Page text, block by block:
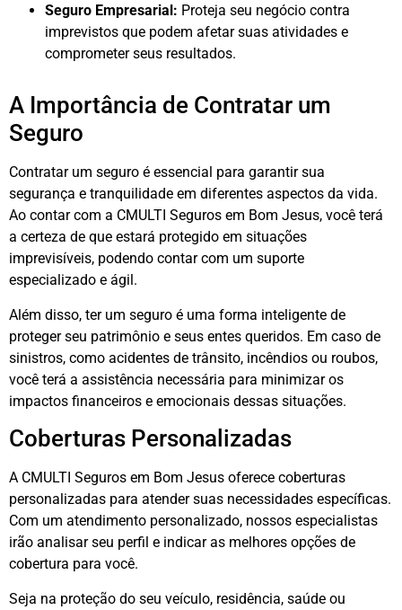
Seguro Empresarial: Proteja seu negócio contra
imprevistos que podem afetar suas atividades e
comprometer seus resultados.
A Importância de Contratar um
Seguro
Contratar um seguro é essencial para garantir sua
segurança e tranquilidade em diferentes aspectos da vida.
Ao contar com a CMULTI Seguros em Bom Jesus, você terá
a certeza de que estará protegido em situações
imprevisíveis, podendo contar com um suporte
especializado e ágil.
Além disso, ter um seguro é uma forma inteligente de
proteger seu patrimônio e seus entes queridos. Em caso de
sinistros, como acidentes de trânsito, incêndios ou roubos,
você terá a assistência necessária para minimizar os
impactos financeiros e emocionais dessas situações.
Coberturas Personalizadas
A CMULTI Seguros em Bom Jesus oferece coberturas
personalizadas para atender suas necessidades específicas.
Com um atendimento personalizado, nossos especialistas
irão analisar seu perfil e indicar as melhores opções de
cobertura para você.
Seja na proteção do seu veículo, residência, saúde ou